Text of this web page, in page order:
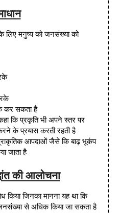
मनुष्य को जनसंख्या को
कर सकता है
कि प्रकृति भी अपने स्तर पर
के प्रयास करती रहती है
प्राकृतिक आपदाओं जैसे कि बाढ़ भूकंप
जाता है
की आलोचना
किया जिनका मानना यह था कि
से अधिक किया जा सकता है